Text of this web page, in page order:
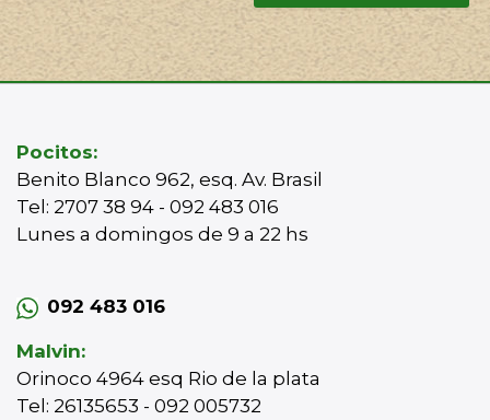
Pocitos:
Benito Blanco 962, esq. Av. Brasil
Tel: 2707 38 94 - 092 483 016
Lunes a domingos de 9 a 22 hs
092 483 016
Malvin:
Orinoco 4964 esq Rio de la plata
Tel: 26135653 - 092 005732